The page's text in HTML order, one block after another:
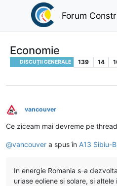
Forum
Economie
DISCUȚII GENERALE 139 14
Deconectat
vancouver
Ce ziceam mai devreme pe
@vancouver a spus în A13 Sibiu-
In energie Romania s-a
uriase eoliene si solare, si